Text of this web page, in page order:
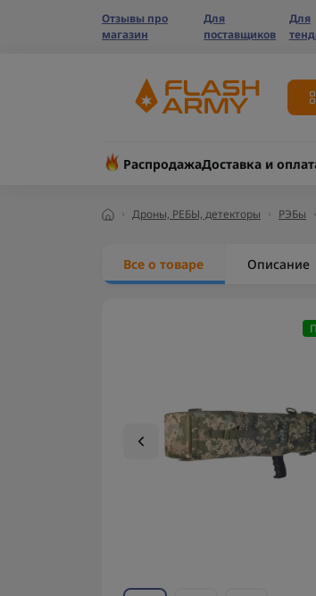
Отзывы про
магазин
Для
поставщиков
Для
РаспродажаДоставка и
Дроны, РЕБЫ, детекторы РЭБы
Все о товаре Описание